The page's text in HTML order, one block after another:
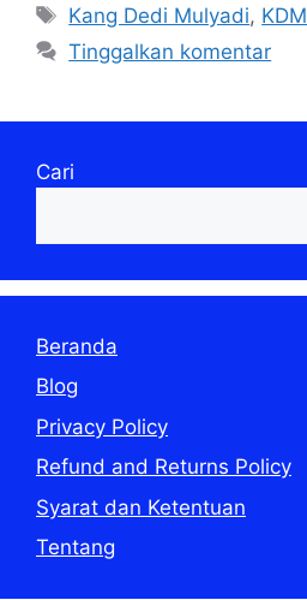
Tag
Kang Dedi Mulyadi, KDM
Tinggalkan komentar
Cari
Beranda
Blog
Privacy Policy
Refund and Returns Policy
Syarat dan Ketentuan
Tentang